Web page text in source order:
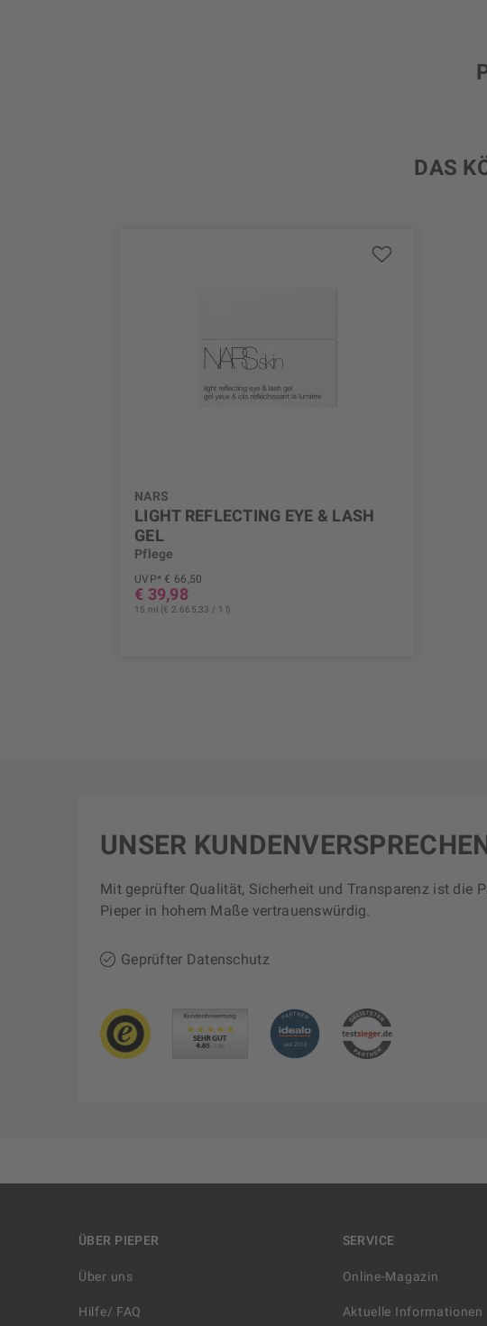
DAS
NARS
LIGHT REFLECTING EYE & LASH
GEL
Pflege
UVP* € 66,50
€ 39,98
15 ml (€ 2.665,33 / 1 l)
UNSER
Mit geprüfter Qualität, Sicherheit und Transparenz ist die
Pieper in hohem Maße vertrauenswürdig.
Geprüfter Datenschutz
ÜBER PIEPER
Über uns
Hilfe/ FAQ
SERVICE
Online-Magazin
Aktuelle Informationen